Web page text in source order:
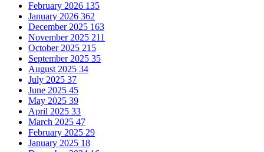
February 2026 135
January 2026 362
December 2025 163
November 2025 211
October 2025 215
September 2025 35
August 2025 34
July 2025 37
June 2025 45
May 2025 39
April 2025 33
March 2025 47
February 2025 29
January 2025 18